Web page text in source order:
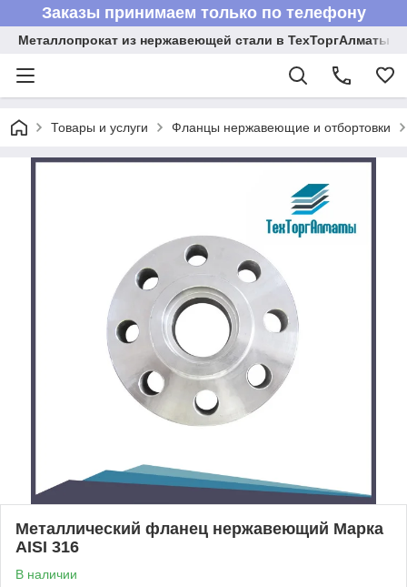
Заказы принимаем только по телефону
Металлопрокат из нержавеющей стали в ТехТоргАлматы
Товары и услуги Фланцы нержавеющие и отбортовки
Металлический фланец нержавеющий Марка
AISI 316
В наличии